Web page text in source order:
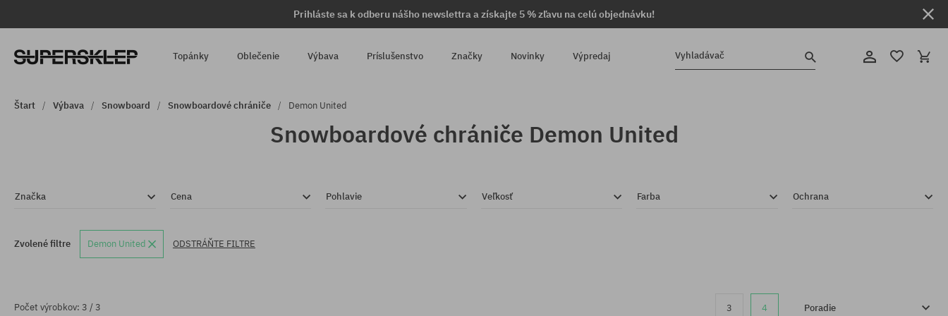
Prihláste sa k odberu nášho newslettra a získajte 5 % zľavu na celú objednávku!
Topánky Oblečenie Výbava Príslušenstvo Značky Novinky Výpredaj Vyhladávač
Štart Výbava Snowboard Snowboardové chrániče Demon United
Snowboardové chrániče Demon United
Značka Cena Pohlavie Veľkosť Farba Ochrana
Zvolené filtre Demon United ODSTRÁŇTE FILTRE
Počet výrobkov: 3 / 3 3 4 Poradie